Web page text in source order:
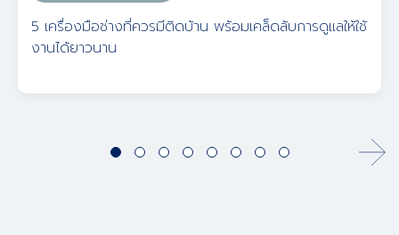
5 เครื่องมือช่างที่ควรมีติดบ้าน พร้อมเคล็ดลับการดูแลให้ใช้
งานได้ยาวนาน